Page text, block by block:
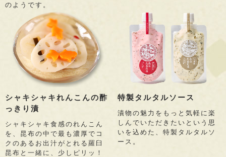
のようです。
シャキシャキれんこんの酢
っきり漬
シャキシャキ食感のれんこん
を、昆布の中で最も濃厚でコ
クのあるお出汁がとれる羅臼
昆布と一緒に、少しピリッ！
特製タルタルソース
漬物の魅力をもっと気軽に楽
しんでいただきたいという思
いを込めた、特製タルタルソ
ース。